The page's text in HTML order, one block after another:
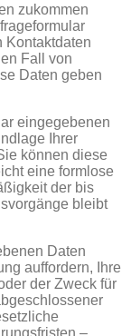
zukommen
Kontaktdaten
Fall von
Daten geben
eingegebenen
Ihrer
können diese
eine formlose
der bis
bleibt
Daten
auffordern, Ihre
der Zweck für
–